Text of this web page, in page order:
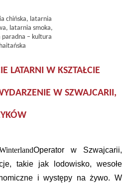
LATARNI W KSZTAŁCIE
W SZWAJCARII,
Operator w Szwajcarii,
takie jak lodowisko, wesołe
i występy na żywo. W